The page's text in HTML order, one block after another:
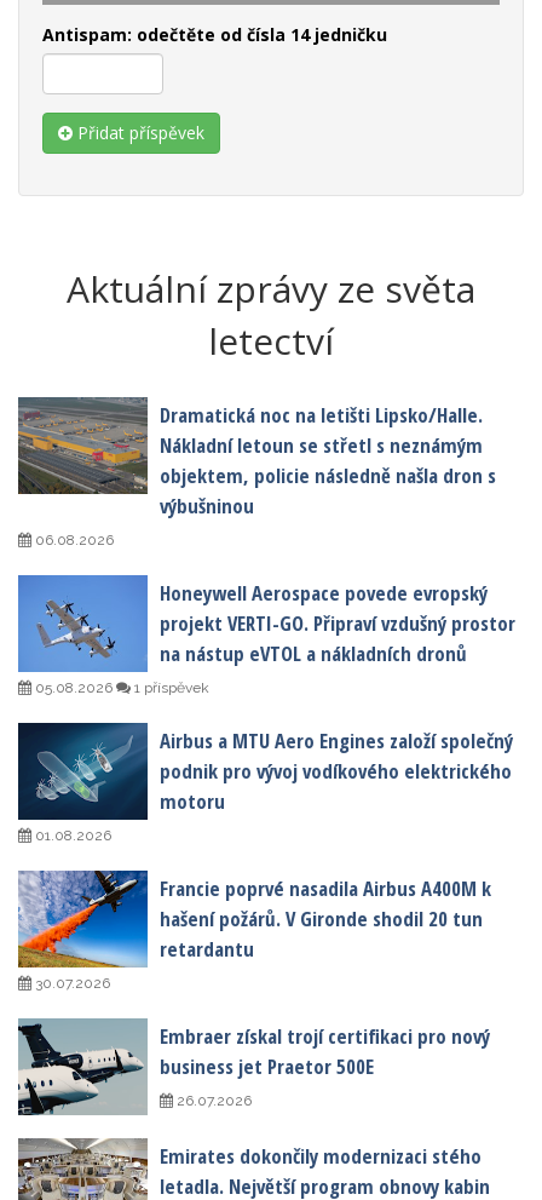
Antispam: odečtěte od čísla 14 jedničku
Přidat příspěvek
Aktuální zprávy ze světa
letectví
Dramatická noc na letišti Lipsko/Halle.
Nákladní letoun se střetl s neznámým
objektem, policie následně našla dron s
výbušninou
06.08.2026
Honeywell Aerospace povede evropský
projekt VERTI-GO. Připraví vzdušný prostor
na nástup eVTOL a nákladních dronů
05.08.2026 1 příspěvek
Airbus a MTU Aero Engines založí společný
podnik pro vývoj vodíkového elektrického
motoru
01.08.2026
Francie poprvé nasadila Airbus A400M k
hašení požárů. V Gironde shodil 20 tun
retardantu
30.07.2026
Embraer získal trojí certifikaci pro nový
business jet Praetor 500E
26.07.2026
Emirates dokončily modernizaci stého
letadla. Největší program obnovy kabin